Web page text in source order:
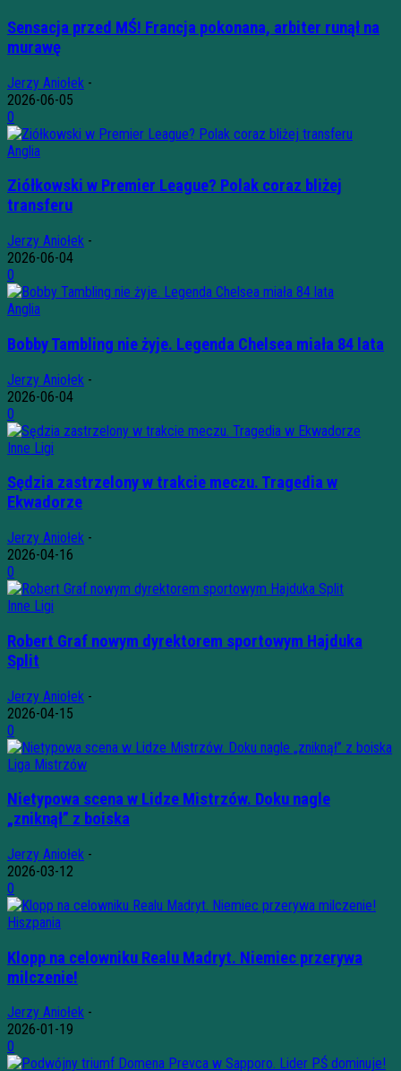
Sensacja przed MŚ! Francja pokonana, arbiter runął na
murawę
Jerzy Aniołek -
2026-06-05
0
Anglia
Ziółkowski w Premier League? Polak coraz bliżej
transferu
Jerzy Aniołek -
2026-06-04
0
Anglia
Bobby Tambling nie żyje. Legenda Chelsea miała 84 lata
Jerzy Aniołek -
2026-06-04
0
Inne Ligi
Sędzia zastrzelony w trakcie meczu. Tragedia w
Ekwadorze
Jerzy Aniołek -
2026-04-16
0
Inne Ligi
Robert Graf nowym dyrektorem sportowym Hajduka
Split
Jerzy Aniołek -
2026-04-15
0
Liga Mistrzów
Nietypowa scena w Lidze Mistrzów. Doku nagle
„zniknął” z boiska
Jerzy Aniołek -
2026-03-12
0
Hiszpania
Klopp na celowniku Realu Madryt. Niemiec przerywa
milczenie!
Jerzy Aniołek -
2026-01-19
0